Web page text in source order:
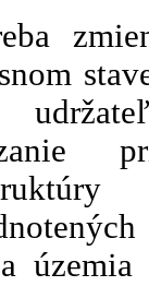
územia